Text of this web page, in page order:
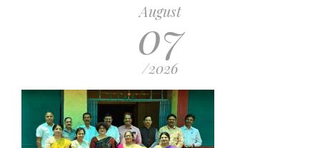
August
07
/2026